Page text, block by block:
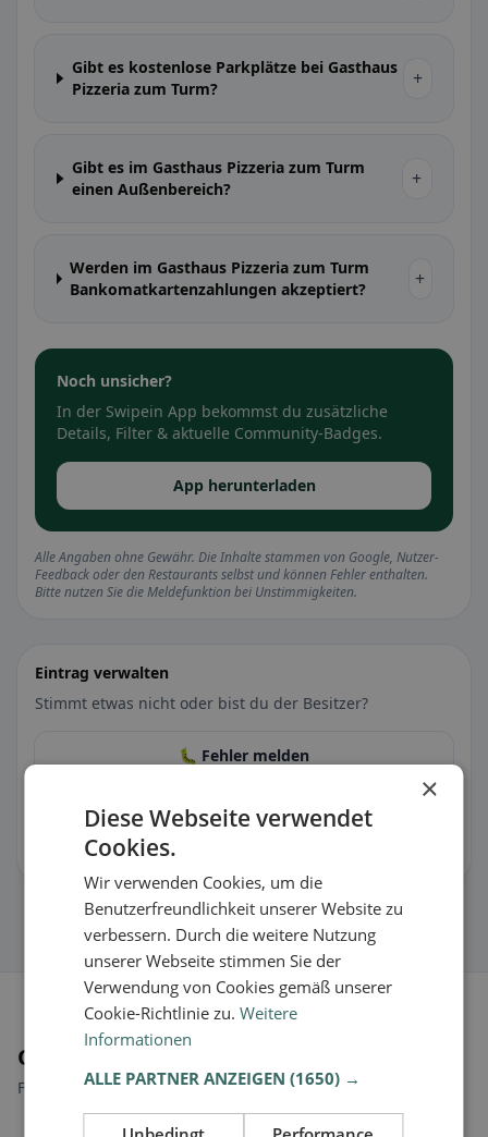
Gibt es kostenlose Parkplätze bei Gasthaus
Pizzeria zum Turm?
+
Gibt es im Gasthaus Pizzeria zum Turm
einen Außenbereich?
+
Werden im Gasthaus Pizzeria zum Turm
Bankomatkartenzahlungen akzeptiert?
+
Noch unsicher?
In der Swipein App bekommst du zusätzliche
Details, Filter & aktuelle Community-Badges.
App herunterladen
Alle Angaben ohne Gewähr. Die Inhalte stammen von Google, Nutzer-
Feedback oder den Restaurants selbst und können Fehler enthalten.
Bitte nutzen Sie die Meldefunktion bei Unstimmigkeiten.
Eintrag verwalten
Stimmt etwas nicht oder bist du der Besitzer?
🐛 Fehler melden
🏪 Eintrag kostenlos übernehmen
Damit kannst du Öffnungszeiten, Speisekarte & Infos pflegen.
Orte in der Nähe
Finde den passenden Ort für deine Restaurantsuche.
×
Diese Webseite verwendet
Cookies.
Wir verwenden Cookies, um die
Benutzerfreundlichkeit unserer Website zu
verbessern. Durch die weitere Nutzung
unserer Webseite stimmen Sie der
Verwendung von Cookies gemäß unserer
Cookie-Richtlinie zu.Weitere
Informationen
ALLE PARTNER ANZEIGEN(1650) →